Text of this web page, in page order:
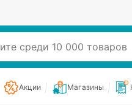
Акции Магазины